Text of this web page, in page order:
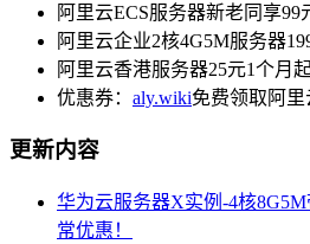
阿里云ECS服务器新老同享99
阿里云企业2核4G5M服务器
阿里云香港服务器25元1个月
优惠券： aly.wiki免费领取阿
更新内容
华为云服务器X实例-4核
常优惠！